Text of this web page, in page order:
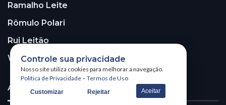
Ramalho Leite
Rômulo Polari
Rui Leitão
Walter Santos
ASSINE A NOSSA NEWSLETTER!
Controle sua privacidade
Nosso site utiliza cookies para melhorar a navegação.
Política de Privacidade – Termos de Uso
Customizar Rejeitar Aceitar